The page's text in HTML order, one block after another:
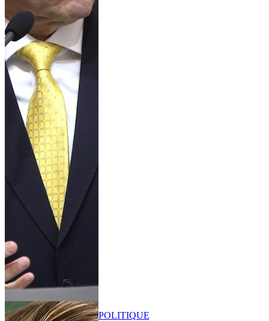
POLITIQUE